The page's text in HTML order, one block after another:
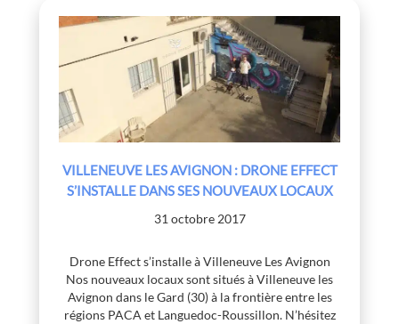
VILLENEUVE LES AVIGNON : DRONE EFFECT
S’INSTALLE DANS SES NOUVEAUX LOCAUX
31 octobre 2017
Drone Effect s’installe à Villeneuve Les Avignon
Nos nouveaux locaux sont situés à Villeneuve les
Avignon dans le Gard (30) à la frontière entre les
régions PACA et Languedoc-Roussillon. N’hésitez